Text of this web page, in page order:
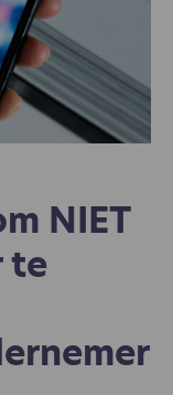
NIET
te